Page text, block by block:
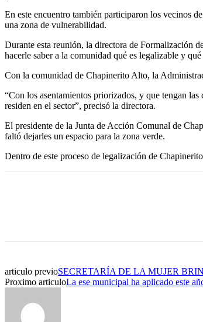
En este encuentro también participaron los vecinos
una zona de vulnerabilidad.
Durante esta reunión, la directora de Formalización
hacerle saber a la comunidad qué es legalizable y qué
Con la comunidad de Chapinerito Alto, la
“Con los asentamientos priorizados, y que tengan
residen en el sector”, precisó la directora.
El presidente de la Junta de Acción Comunal de
faltó dejarles un espacio para la zona verde.
Dentro de este proceso de legalización de
articulo previoSECRETARÍA DE LA MUJER
Proximo articuloLa ese municipal ha aplicado este